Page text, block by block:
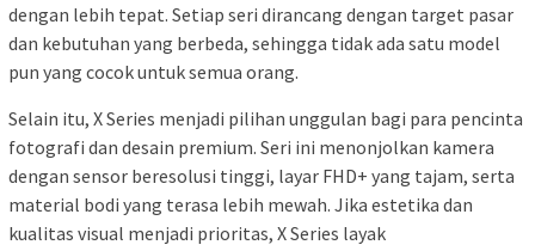
dengan lebih tepat. Setiap seri dirancang dengan target pasar
dan kebutuhan yang berbeda, sehingga tidak ada satu model
pun yang cocok untuk semua orang.
Selain itu, X Series menjadi pilihan unggulan bagi para pencinta
fotografi dan desain premium. Seri ini menonjolkan kamera
dengan sensor beresolusi tinggi, layar FHD+ yang tajam, serta
material bodi yang terasa lebih mewah. Jika estetika dan
kualitas visual menjadi prioritas, X Series layak